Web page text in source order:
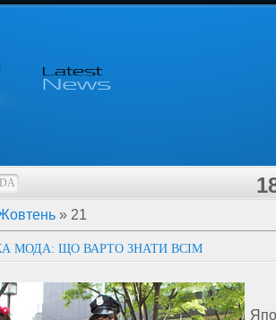
» 21
МОДА: ЩО ВАРТО ЗНАТИ ВСІМ